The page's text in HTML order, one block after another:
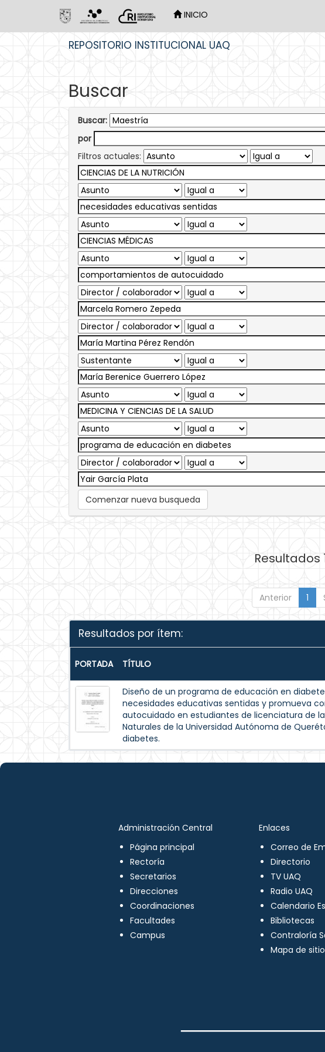
INICIO
REPOSITORIO INSTITUCIONAL UAQ
Buscar
Buscar:
por
Filtros actuales:
Comenzar nueva busqueda
Resultados
Anterior 1
Resultados por ítem:
PORTADA TÍTULO
Diseño de un programa de educación en
necesidades educativas sentidas y promueva
autocuidado en estudiantes de licenciatura de
Naturales de la Universidad Autónoma de
diabetes.
Administración Central
Página principal
Rectoría
Secretarios
Direcciones
Coordinaciones
Facultades
Campus
Enlaces
Correo de
Directorio
TV UAQ
Radio UAQ
Calendario
Bibliotecas
Contraloría
Mapa de sitio